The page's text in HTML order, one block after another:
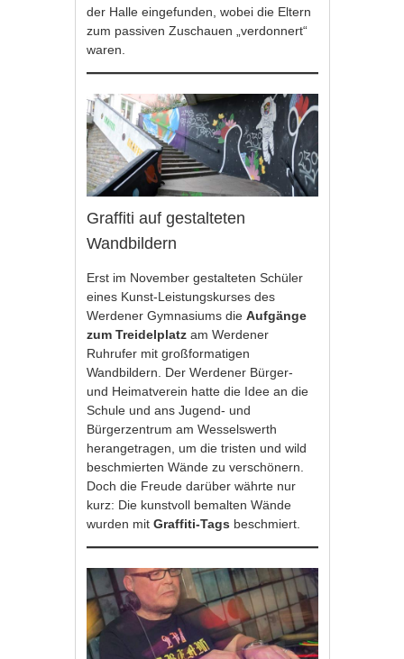
der Halle eingefunden, wobei die Eltern
zum passiven Zuschauen „verdonnert“
waren.
Graffiti auf gestalteten
Wandbildern
Erst im November gestalteten Schüler
eines Kunst-Leistungskurses des
Werdener Gymnasiums dieAufgänge
zum Treidelplatz am Werdener
Ruhrufer mit großformatigen
Wandbildern. Der Werdener Bürger-
und Heimatverein hatte die Idee an die
Schule und ans Jugend- und
Bürgerzentrum am Wesselswerth
herangetragen, um die tristen und wild
beschmierten Wände zu verschönern.
Doch die Freude darüber währte nur
kurz: Die kunstvoll bemalten Wände
wurden mitGraffiti-Tags beschmiert.